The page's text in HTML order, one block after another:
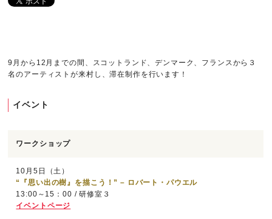
9月から12月までの間、スコットランド、デンマーク、フランスから３
名のアーティストが来村し、滞在制作を行います！
イベント
ワークショップ
10月5日（土）
“『思い出の樹』を描こう！” – ロバート・パウエル
13:00～15：00 / 研修室３
イベントページ